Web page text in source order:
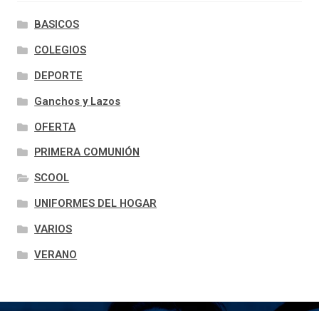
BASICOS
COLEGIOS
DEPORTE
Ganchos y Lazos
OFERTA
PRIMERA COMUNIÓN
SCOOL
UNIFORMES DEL HOGAR
VARIOS
VERANO